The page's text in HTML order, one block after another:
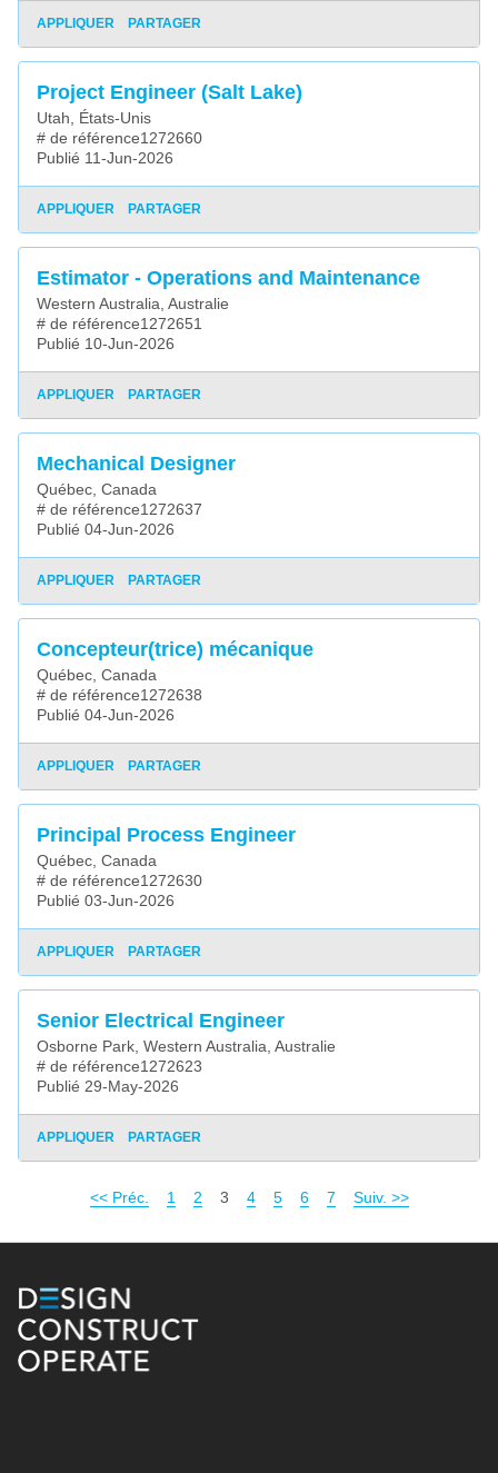
APPLIQUER PARTAGER
Project Engineer (Salt Lake)
Utah, États-Unis
# de référence1272660
Publié 11-Jun-2026
APPLIQUER PARTAGER
Estimator - Operations and Maintenance
Western Australia, Australie
# de référence1272651
Publié 10-Jun-2026
APPLIQUER PARTAGER
Mechanical Designer
Québec, Canada
# de référence1272637
Publié 04-Jun-2026
APPLIQUER PARTAGER
Concepteur(trice) mécanique
Québec, Canada
# de référence1272638
Publié 04-Jun-2026
APPLIQUER PARTAGER
Principal Process Engineer
Québec, Canada
# de référence1272630
Publié 03-Jun-2026
APPLIQUER PARTAGER
Senior Electrical Engineer
Osborne Park, Western Australia, Australie
# de référence1272623
Publié 29-May-2026
APPLIQUER PARTAGER
<< Préc. 1 2 Page
3 4 5 6 7 Suiv. >>